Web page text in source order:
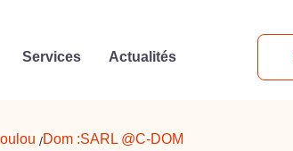
Services Actualités
/Dom :SARL @C-DOM